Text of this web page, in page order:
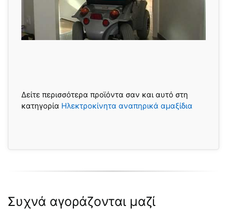
Δείτε περισσότερα προϊόντα σαν και αυτό στη
κατηγορία Ηλεκτροκίνητα αναπηρικά αμαξίδια
Συχνά αγοράζονται μαζί